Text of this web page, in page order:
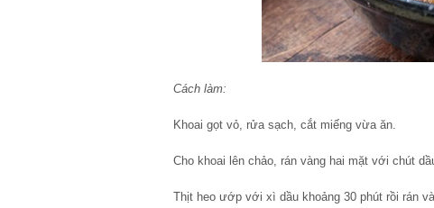
Cách làm:
Khoai gọt vỏ, rửa sạch, cắt miếng vừa ăn.
Cho khoai lên chảo, rán vàng hai mặt với chút
Thịt heo ướp với xì dầu khoảng 30 phút rồi rán